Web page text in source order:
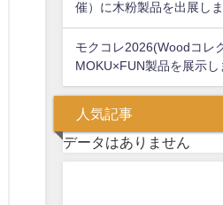
催）に木粉製品を出展し
モクコレ2026(Woodコレ
MOKU×FUN製品を展示し
人気記事
データはありません